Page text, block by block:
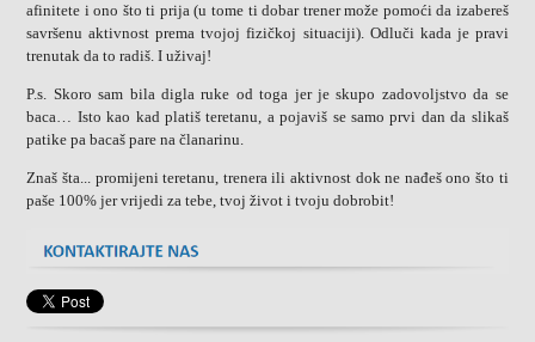
afinitete i ono što ti prija (u tome ti dobar trener može pomoći da izabereš
savršenu aktivnost prema tvojoj fizičkoj situaciji). Odluči kada je pravi
trenutak da to radiš. I uživaj!
P.s. Skoro sam bila digla ruke od toga jer je skupo zadovoljstvo da se
baca… Isto kao kad platiš teretanu, a pojaviš se samo prvi dan da slikaš
patike pa bacaš pare na članarinu.
Znaš šta... promijeni teretanu, trenera ili aktivnost dok ne nađeš ono što ti
paše 100% jer vrijedi za tebe, tvoj život i tvoju dobrobit!